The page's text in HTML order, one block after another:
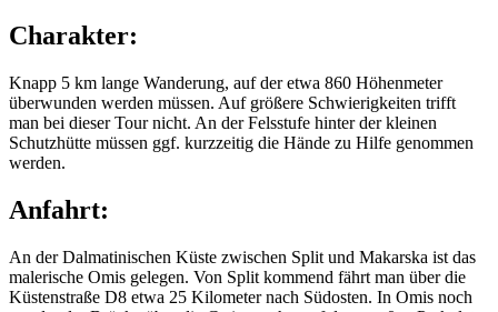
Charakter:
Knapp 5 km lange Wanderung, auf der etwa 860 Höhenmeter
überwunden werden müssen. Auf größere Schwierigkeiten trifft
man bei dieser Tour nicht. An der Felsstufe hinter der kleinen
Schutzhütte müssen ggf. kurzzeitig die Hände zu Hilfe genommen
werden.
Anfahrt:
An der Dalmatinischen Küste zwischen Split und Makarska ist das
malerische Omis gelegen. Von Split kommend fährt man über die
Küstenstraße D8 etwa 25 Kilometer nach Südosten. In Omis noch